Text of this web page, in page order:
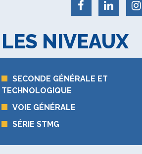
LES NIVEAUX
SECONDE GÉNÉRALE ET
TECHNOLOGIQUE
VOIE GÉNÉRALE
SÉRIE STMG